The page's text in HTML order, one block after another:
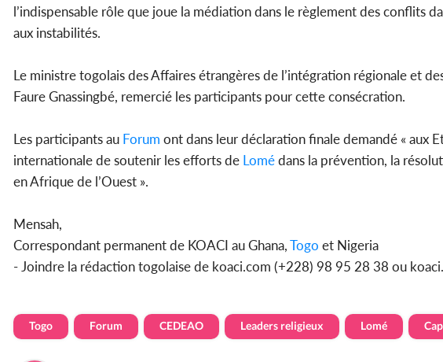
l’indispensable rôle que joue la médiation dans le règlement des conflits
aux instabilités.
Le ministre togolais des Affaires étrangères de l’intégration régionale et
Faure Gnassingbé, remercié les participants pour cette consécration.
Les participants au Forum ont dans leur déclaration finale demandé « aux
internationale de soutenir les efforts de Lomédans la prévention, la
en Afrique de l’Ouest ».
Mensah,
Correspondant permanent de KOACI au Ghana,Togo et Nigeria
- Joindre la rédaction togolaise de koaci.com (+228) 98 95 28 38 ou
Togo Forum CEDEAO Leaders religieux Lomé